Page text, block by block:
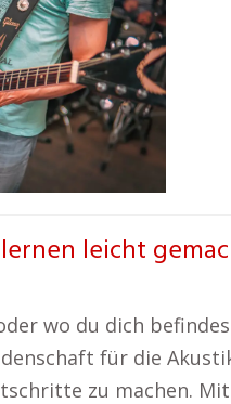
leicht
wo du dich
für die
zu machen.